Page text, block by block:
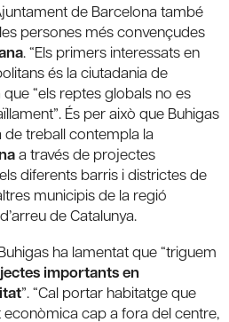
de Barcelona també
persones més convençudes
. “Els primers interessats en
és la ciutadania de
“els reptes globals no es
És per això que Buhigas
de treball contempla la
a través de projectes
diferents barris i districtes de
municipis de la regió
de Catalunya.
ha lamentat que “triguem
importants en
”. “Cal portar habitatge que
cap a fora del centre,